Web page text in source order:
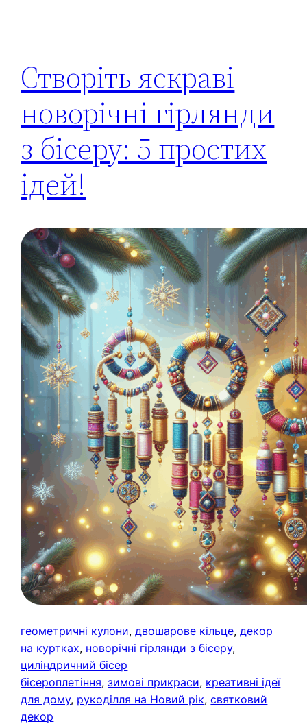
Створіть яскраві
новорічні гірлянди
з бісеру: 5 простих
ідей!
геометричні кулони, двошарове кільце, декор
на куртках, новорічні гірлянди з бісеру
циліндричний бісер
бісероплетіння, зимові прикраси, креативні ідеї
для дому, рукоділля на Новий рік, святковий
декор